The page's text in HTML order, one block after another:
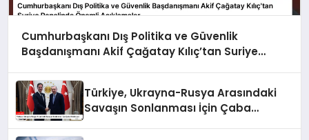
Cumhurbaşkanı Dış Politika ve Güvenlik
Başdanışmanı Akif Çağatay Kılıç’tan Suriye
Türkiye, Ukrayna-Rusya Arasındaki
Savaşın Sonlanması İçin Çaba